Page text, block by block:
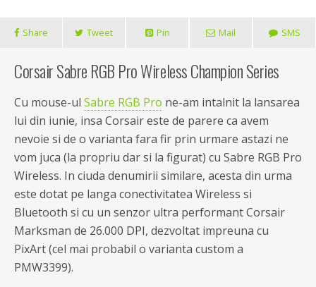
Share Tweet Pin Mail SMS
Corsair Sabre RGB Pro Wireless Champion Series
Cu mouse-ul Sabre RGB Pro ne-am intalnit la lansarea
lui din iunie, insa Corsair este de parere ca avem
nevoie si de o varianta fara fir prin urmare astazi ne
vom juca (la propriu dar si la figurat) cu Sabre RGB Pro
Wireless. In ciuda denumirii similare, acesta din urma
este dotat pe langa conectivitatea Wireless si
Bluetooth si cu un senzor ultra performant Corsair
Marksman de 26.000 DPI, dezvoltat impreuna cu
PixArt (cel mai probabil o varianta custom a
PMW3399).